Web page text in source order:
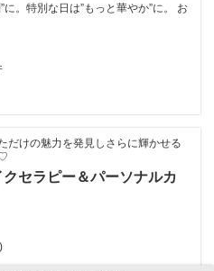
。特別な日は”もっと華やか”に。 お
だけの魅力を発見しさらに輝かせる
セラピー＆パーソナルカ